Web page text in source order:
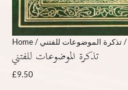
Home/ / تذكرة الموضوعات للفتني
تذكرة الموضوعات للفتني
£9.50